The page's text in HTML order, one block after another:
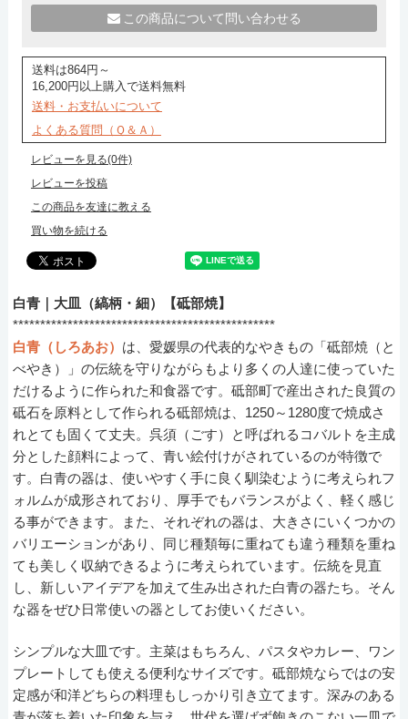
この商品について問い合わせる
送料は864円～
16,200円以上購入で送料無料
送料・お支払いについて
よくある質問（Ｑ＆Ａ）
レビューを見る(0件)
レビューを投稿
この商品を友達に教える
買い物を続ける
白青｜大皿（縞柄・細）【砥部焼】
************************************************
白青（しろあお） は、愛媛県の代表的なやきもの「砥部焼（と
べやき）」の伝統を守りながらもより多くの人達に使っていた
だけるように作られた和食器です。砥部町で産出された良質の
砥石を原料として作られる砥部焼は、1250～1280度で焼成さ
れとても固くて丈夫。呉須（ごす）と呼ばれるコバルトを主成
分とした顔料によって、青い絵付けがされているのが特徴で
す。白青の器は、使いやすく手に良く馴染むように考えられフ
ォルムが成形されており、厚手でもバランスがよく、軽く感じ
る事ができます。また、それぞれの器は、大きさにいくつかの
バリエーションがあり、同じ種類毎に重ねても違う種類を重ね
ても美しく収納できるように考えられています。伝統を見直
し、新しいアイデアを加えて生み出された白青の器たち。そん
な器をぜひ日常使いの器としてお使いください。
シンプルな大皿です。主菜はもちろん、パスタやカレー、ワン
プレートしても使える便利なサイズです。砥部焼ならではの安
定感が和洋どちらの料理もしっかり引き立てます。深みのある